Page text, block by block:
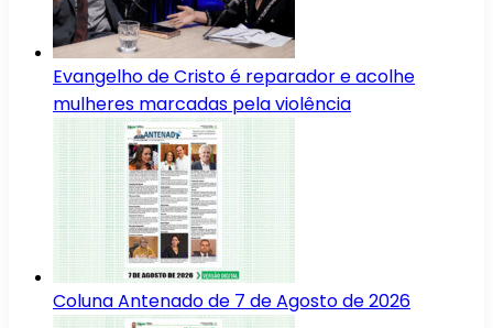
Evangelho de Cristo é reparador e acolhe
mulheres marcadas pela violência
Coluna Antenado de 7 de Agosto de 2026